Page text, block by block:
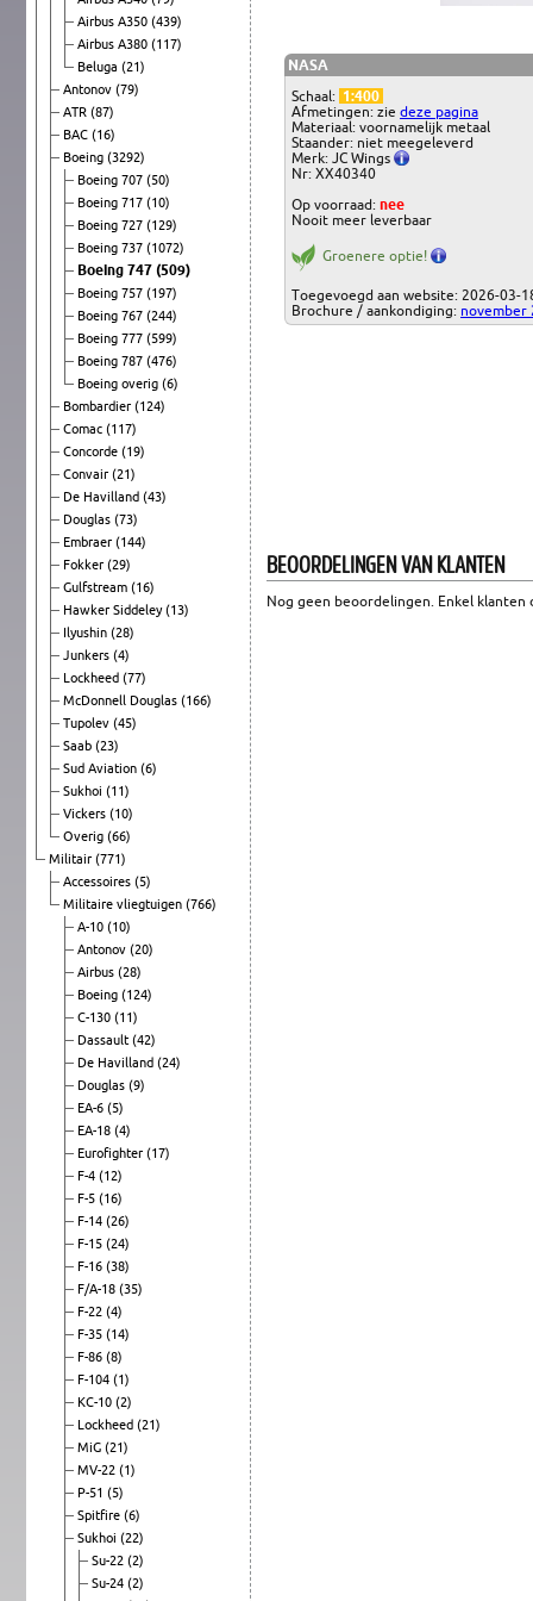
Airbus A350 (439)
Airbus A380 (117)
Beluga (21)
Antonov (79)
ATR (87)
BAC (16)
Boeing (3292)
Boeing 707 (50)
Boeing 717 (10)
Boeing 727 (129)
Boeing 737 (1072)
Boeing 747 (509)
Boeing 757 (197)
Boeing 767 (244)
Boeing 777 (599)
Boeing 787 (476)
Boeing overig (6)
Bombardier (124)
Comac (117)
Concorde (19)
Convair (21)
De Havilland (43)
Douglas (73)
Embraer (144)
Fokker (29)
Gulfstream (16)
Hawker Siddeley(13)
Ilyushin (28)
Junkers (4)
Lockheed (77)
McDonnell Douglas (166)
Tupolev (45)
Saab (23)
Sud Aviation (6)
Sukhoi (11)
Vickers (10)
Overig (66)
Militair (771)
Accessoires (5)
Militaire vliegtuigen (766)
A-10 (10)
Antonov (20)
Airbus (28)
Boeing (124)
C-130 (11)
Dassault (42)
De Havilland (24)
Douglas (9)
EA-6 (5)
EA-18 (4)
Eurofighter (17)
F-4 (12)
F-5 (16)
F-14 (26)
F-15 (24)
F-16 (38)
F/A-18 (35)
F-22 (4)
F-35 (14)
F-86 (8)
F-104 (1)
KC-10 (2)
Lockheed (21)
MiG (21)
MV-22 (1)
P-51 (5)
Spitfire (6)
Sukhoi (22)
Su-22 (2)
Su-24 (2)
NASA
Schaal: 1:400
Afmetingen: zie deze pagina
Materiaal: voornamelijk metaal
Staander: niet meegeleverd
Merk: JC Wings
Nr: XX40340
Op voorraad: nee
Nooit meer leverbaar
Groenere optie!
Toegevoegd aan website: 2026-03-
Brochure / aankondiging: november
BEOORDELINGEN VAN KLANTEN
Nog geen beoordelingen. Enkel